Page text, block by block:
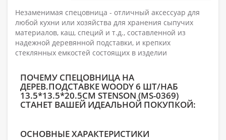
Незаменимая спецовница - отличный аксессуар для
любой кухни или хозяйства для хранения сыпучих
материалов, каш, специй и т.д., составленной из
надежной деревянной подставки, и крепких
стеклянных емкостей состоящих в изделии
ПОЧЕМУ СПЕЦОВНИЦА НА
ДЕРЕВ.ПОДСТАВКЕ WOODY 6 ШТ/НАБ
13.5*13.5*20.5СМ STENSON (MS-0369)
СТАНЕТ ВАШЕЙ ИДЕАЛЬНОЙ ПОКУПКОЙ:
ОСНОВНЫЕ ХАРАКТЕРИСТИКИ